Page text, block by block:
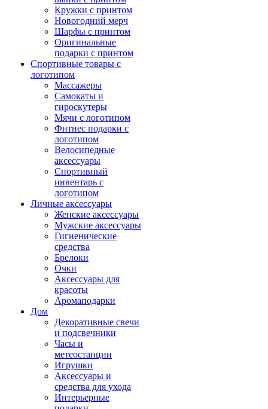
Кружки с принтом
Новогодний мерч
Шарфы с принтом
Оригинальные
подарки с принтом
Спортивные товары с
логотипом
Массажеры
Самокаты и
гироскутеры
Мячи с логотипом
Фитнес подарки с
логотипом
Велосипедные
аксессуары
Спортивный
инвентарь с
логотипом
Личные аксессуары
Женские аксессуары
Мужские аксессуары
Гигиенические
средства
Брелоки
Очки
Аксессуары для
красоты
Аромаподарки
Дом
Декоративные свечи
и подсвечники
Часы и
метеостанции
Игрушки
Аксессуары и
средства для ухода
Интерьерные